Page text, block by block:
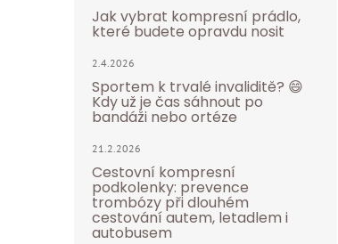
Jak vybrat kompresní prádlo,
které budete opravdu nosit
2.4.2026
Sportem k trvalé invaliditě? 😄
Kdy už je čas sáhnout po
bandáži nebo ortéze
21.2.2026
Cestovní kompresní
podkolenky: prevence
trombózy při dlouhém
cestování autem, letadlem i
autobusem